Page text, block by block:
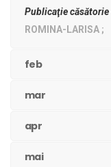
Publicaţie căsătorie
ROMINA-LARISA ;
feb
mar
apr
mai